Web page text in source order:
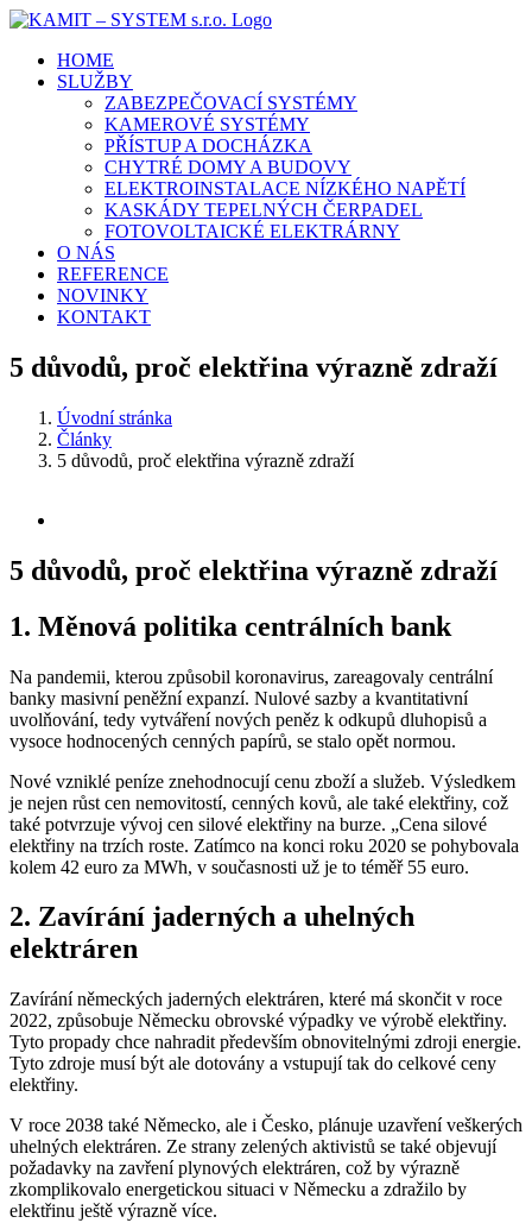
Přeskočit
obsah
HOME
SLUŽBY
ZABEZPEČOVACÍ SYSTÉMY
KAMEROVÉ SYSTÉMY
PŘÍSTUP A DOCHÁZKA
CHYTRÉ DOMY A BUDOVY
ELEKTROINSTALACE NÍZKÉHO NAPĚTÍ
KASKÁDY TEPELNÝCH ČERPADEL
FOTOVOLTAICKÉ ELEKTRÁRNY
O NÁS
REFERENCE
NOVINKY
KONTAKT
5 důvodů, proč elektřina výrazně zdraží
Úvodní stránka
Články
5 důvodů, proč elektřina výrazně zdraží
obrázek
5 důvodů, proč elektřina výrazně zdraží
1. Měnová politika centrálních bank
Na pandemii, kterou způsobil koronavirus, zareagovaly centrální
banky masivní peněžní expanzí. Nulové sazby a kvantitativní
uvolňování, tedy vytváření nových peněz k odkupů dluhopisů a
vysoce hodnocených cenných papírů, se stalo opět normou.
Nové vzniklé peníze znehodnocují cenu zboží a služeb. Výsledkem
je nejen růst cen nemovitostí, cenných kovů, ale také elektřiny, což
také potvrzuje vývoj cen silové elektřiny na burze. „Cena silové
elektřiny na trzích roste. Zatímco na konci roku 2020 se pohybovala
kolem 42 euro za MWh, v současnosti už je to téměř 55 euro.
2. Zavírání jaderných a uhelných
elektráren
Zavírání německých jaderných elektráren, které má skončit v roce
2022, způsobuje Německu obrovské výpadky ve výrobě elektřiny.
Tyto propady chce nahradit především obnovitelnými zdroji energie.
Tyto zdroje musí být ale dotovány a vstupují tak do celkové ceny
elektřiny.
V roce 2038 také Německo, ale i Česko, plánuje uzavření veškerých
uhelných elektráren. Ze strany zelených aktivistů se také objevují
požadavky na zavření plynových elektráren, což by výrazně
zkomplikovalo energetickou situaci v Německu a zdražilo by
elektřinu ještě výrazně více.